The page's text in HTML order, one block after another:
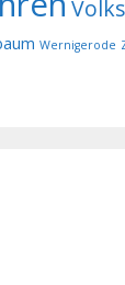
Wernigerode